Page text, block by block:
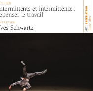
options
peuvent
page